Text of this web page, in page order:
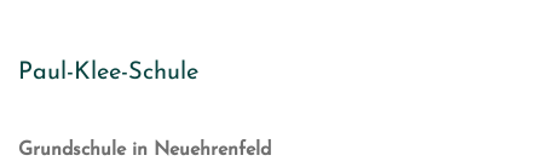
Paul-Klee-Schule
Grundschule in Neuehrenfeld